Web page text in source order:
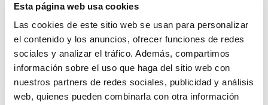
Esta página web usa cookies
Las cookies de este sitio web se usan para personalizar
el contenido y los anuncios, ofrecer funciones de redes
sociales y analizar el tráfico. Además, compartimos
información sobre el uso que haga del sitio web con
nuestros partners de redes sociales, publicidad y análisis
web, quienes pueden combinarla con otra información
Ampoule(1)
Volumen